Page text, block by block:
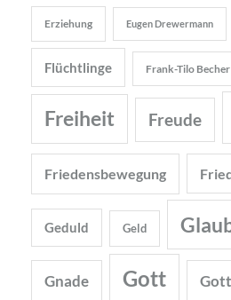
Erziehung Eugen Drewermann
Flüchtlinge Frank-Tilo Becher
Freiheit Freude
Friedensbewegung
Geduld Geld
Gnade Gott